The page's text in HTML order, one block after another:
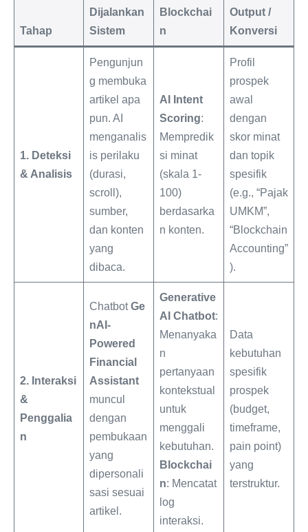
Tahap
Dijalankan
Sistem
Blockchai
n
Output /
Konversi
1. Deteksi
& Analisis
Pengunjun
g membuka
artikel apa
pun. AI
menganalis
is perilaku
(durasi,
scroll),
sumber,
dan konten
yang
dibaca.
AI Intent
Scoring:
Mempredik
si minat
(skala 1-
100)
berdasarka
n konten.
Profil
prospek
awal
dengan
skor minat
dan topik
spesifik
(e.g., “Pajak
UMKM”,
“Blockchain
Accounting”
).
2. Interaksi
&
Penggalia
n
ChatbotGe
nAI-
Powered
Financial
Assistant
muncul
dengan
pembukaan
yang
dipersonali
sasi sesuai
artikel.
Generative
AI Chatbot:
Menanyaka
n
pertanyaan
kontekstual
untuk
menggali
kebutuhan.
Blockchai
n: Mencatat
log
interaksi.
Data
kebutuhan
spesifik
prospek
(budget,
timeframe,
pain point)
yang
terstruktur.